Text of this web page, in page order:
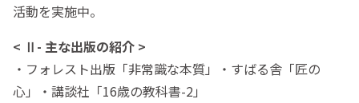
活動を実施中。
< Ⅱ- 主な出版の紹介 >
・フォレスト出版「非常識な本質」・すばる舎「匠の
心」・講談社「16歳の教科書-2」